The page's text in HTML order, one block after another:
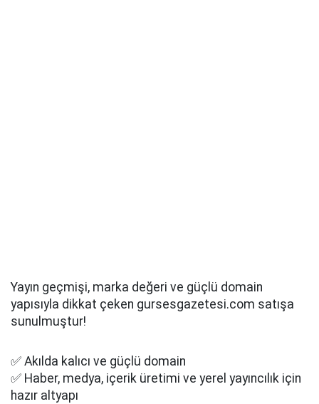
Yayın geçmişi, marka değeri ve güçlü domain
yapısıyla dikkat çeken gursesgazetesi.com satışa
sunulmuştur!
✅ Akılda kalıcı ve güçlü domain
✅ Haber, medya, içerik üretimi ve yerel yayıncılık için
hazır altyapı